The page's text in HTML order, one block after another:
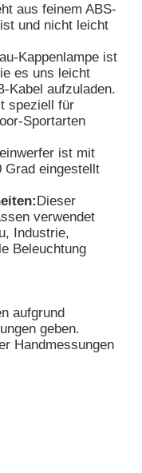
aus feinem ABS-
und nicht leicht
Kappenlampe ist
es uns leicht
Kabel aufzuladen.
speziell für
Sportarten
ist mit
Grad eingestellt
Dieser
verwendet
Industrie,
Beleuchtung
aufgrund
geben.
Handmessungen